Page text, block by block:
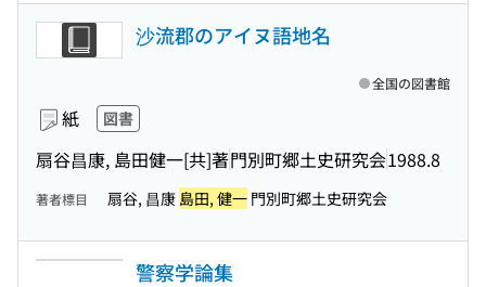
沙流郡のアイヌ語地名
紙 図書
扇谷昌康, 島田健一[共]著門別町郷土史研究会1988.8
全国の図書館
著者標目 扇谷, 昌康 島田, 健一 門別町郷土史研究会
警察学論集